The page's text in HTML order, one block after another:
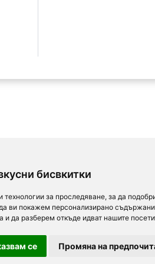
бисвкитки
технологии за проследяване, за да
ви покажем персонализирано
и да разберем откъде идват нашите
се Промяна на